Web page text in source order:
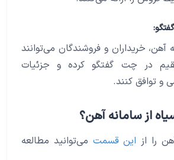
آهن، خریداران و فروشندگان می‌توانند
در چت گفتگو کرده و جزئیات
و توافق کنند.
از سامانه آهن؟
را از این قسمت می‌توانید مطالعه